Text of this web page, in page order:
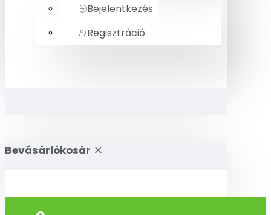
Bejelentkezés
Regisztráció
Bevásárlókosár